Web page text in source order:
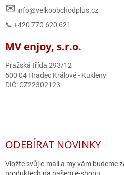
✉ info@velkoobchodplus.cz
📞 +420 770 620 621
MV enjoy, s.r.o.
Pražská třída 293/12
500 04 Hradec Králové - Kukleny
DIČ: CZ22302123
ODEBÍRAT NOVINKY
Vložte svůj e-mail a my vám budeme